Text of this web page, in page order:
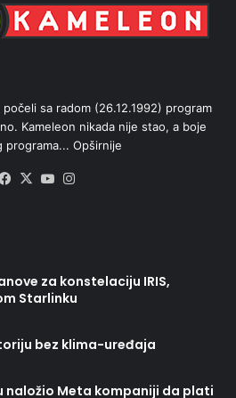
sa radom (26.12.1992) program
Kameleon nikada nije stao, a boje
programa... Opširnije
Facebook
X YouTube
za konstelaciju IRIS,
Starlinku
bez klima-uređaja
naložio Meta kompaniji da plati